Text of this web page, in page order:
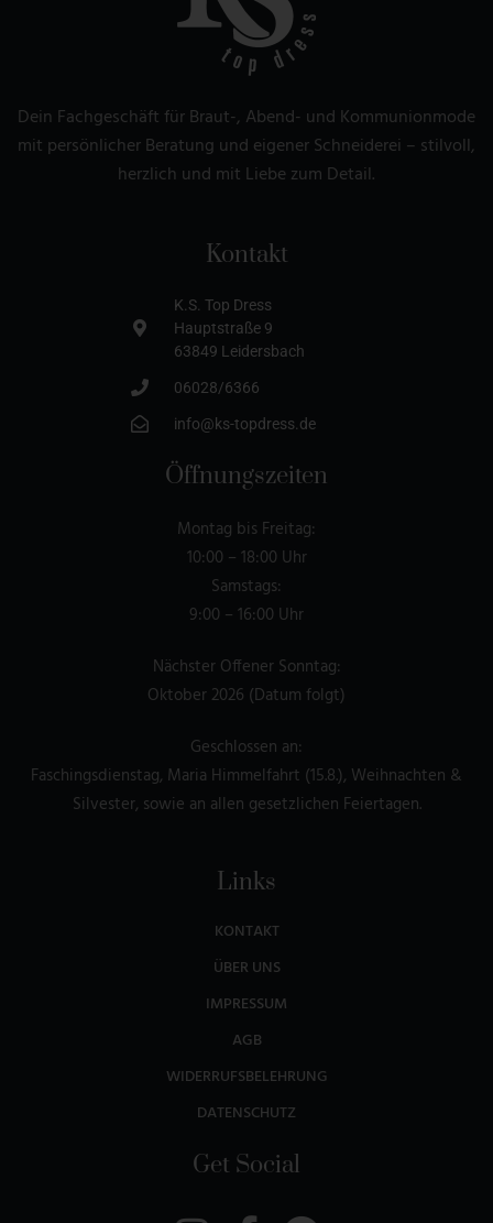
Dein Fachgeschäft für Braut-, Abend- und Kommunionmode
mit persönlicher Beratung und eigener Schneiderei – stilvoll,
herzlich und mit Liebe zum Detail.
Kontakt
K.S. Top Dress
Hauptstraße 9
63849 Leidersbach
06028/6366
info@ks-topdress.de
Öffnungszeiten
Montag bis Freitag:
10:00 – 18:00 Uhr
Samstags:
9:00 – 16:00 Uhr
Nächster Offener Sonntag:
Oktober 2026 (Datum folgt)
Geschlossen an:
Faschingsdienstag, Maria Himmelfahrt (15.8.), Weihnachten &
Silvester, sowie an allen gesetzlichen Feiertagen.
Links
KONTAKT
ÜBER UNS
IMPRESSUM
AGB
WIDERRUFSBELEHRUNG
DATENSCHUTZ
Get Social